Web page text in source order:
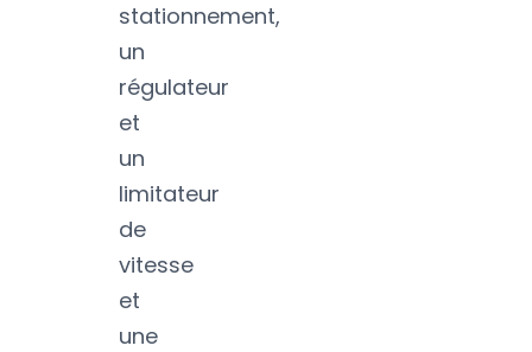
stationnement,
un
régulateur
et
un
limitateur
de
vitesse
et
une